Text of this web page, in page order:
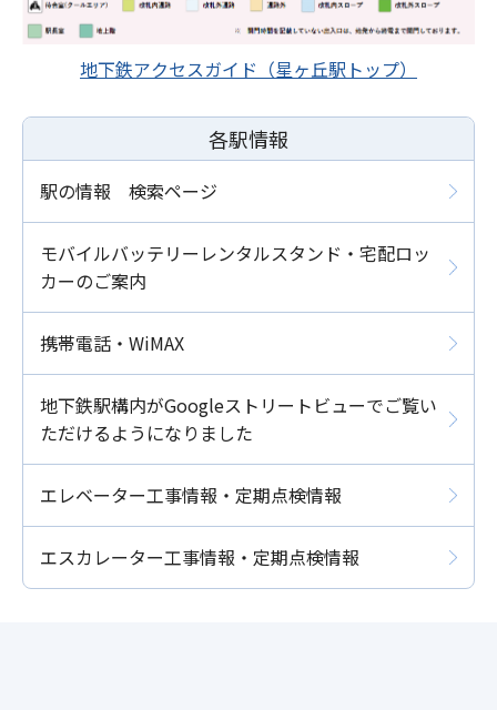
地下鉄アクセスガイド（星ヶ丘駅トップ）
各駅情報
駅の情報 検索ページ
モバイルバッテリーレンタルスタンド・宅配ロッ
カーのご案内
携帯電話・WiMAX
地下鉄駅構内がGoogleストリートビューでご覧い
ただけるようになりました
エレベーター工事情報・定期点検情報
エスカレーター工事情報・定期点検情報